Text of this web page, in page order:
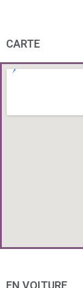
CARTE
EN VOITURE